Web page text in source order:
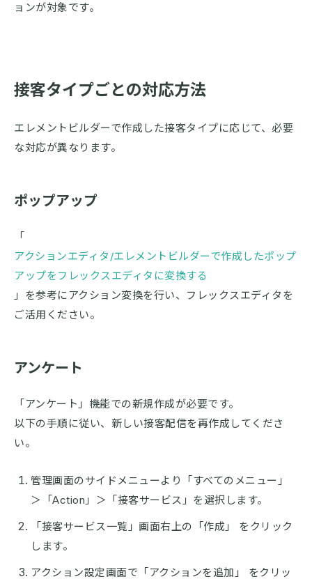
ョンが対象です。
接客タイプごとの対応方法
エレメントビルダーで作成した接客タイプに応じて、必要
な対応が異なります。
ポップアップ
「
アクションエディタ/エレメントビルダーで作成したポップ
アップをフレックスエディタに変換する
」を参考にアクション変換を行い、フレックスエディタを
ご活用ください。
アンケート
「アンケート」機能での新規作成が必要です。
以下の手順に従い、新しい接客配信を再作成してくださ
い。
管理画面のサイドメニューより「すべてのメニュー」
＞「Action」＞「接客サービス」を選択します。
「接客サービス一覧」画面右上の「作成」 をクリック
します。
アクション設定画面で「アクションを追加」 をクリッ